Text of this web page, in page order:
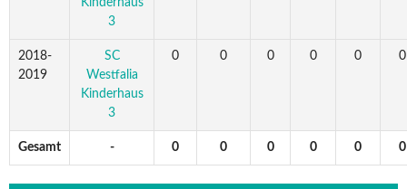
3
2018-
2019
SC
Westfalia
Kinderhaus
3
0 0 0 0 0 0
Gesamt - 0 0 0 0 0 0